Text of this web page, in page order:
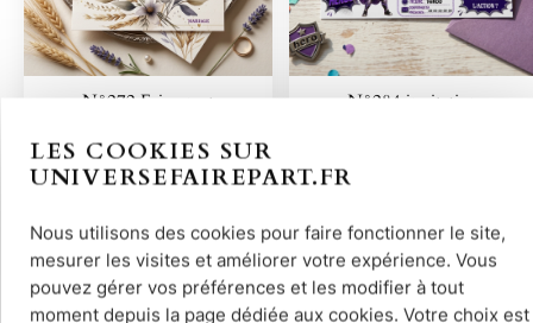
N°272 Faire-part
Découvrir
N°284 invitation
Découvrir
LES COOKIES SUR
UNIVERSEFAIREPART.FR
Nous utilisons des cookies pour faire fonctionner le site,
mesurer les visites et améliorer votre expérience. Vous
pouvez gérer vos préférences et les modifier à tout
moment depuis la page dédiée aux cookies. Votre choix est